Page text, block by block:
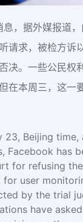
，据外媒报道，
请求，被检方诉
决。一些公民权
在本周三，这一
23, Beijing
Facebook has
for refusing
user
by the trial
have